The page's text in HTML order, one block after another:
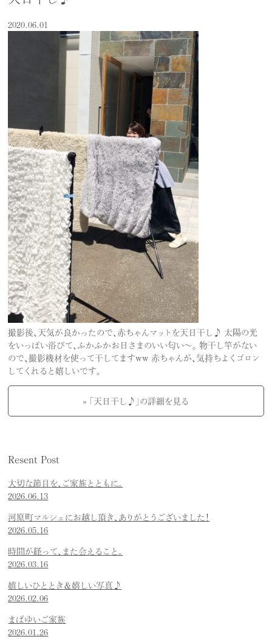
2020.06.01
撮影後、天気が良かったので、赤ちゃんマットを天日干し♪ 太陽の光
をいっぱい浴びて、ふかふかお日さまのいい匂い〜。 物干し竿がない
ので、撮影機材を使って干してますww 赤ちゃんが、気持ちよくゴロン
してくれると嬉しいです。
» 「天日干し♪」の詳細を見る
Resent Post
大切な節目を、ご家族とともに。
2026.06.13
河原町マルシェにお越し頂き、ありがとうございました！
2026.05.16
時間が経って、また会えること。
2026.03.16
嬉しいひととき＆嬉しい写真♪
2026.02.06
まばゆいご家族
2026.01.26